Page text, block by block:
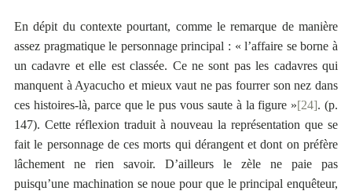
En dépit du contexte pourtant, comme le remarque de manière
assez pragmatique le personnage principal : « l’affaire se borne à
un cadavre et elle est classée. Ce ne sont pas les cadavres qui
manquent à Ayacucho et mieux vaut ne pas fourrer son nez dans
ces histoires-là, parce que le pus vous saute à la figure »[24]. (p.
147). Cette réflexion traduit à nouveau la représentation que se
fait le personnage de ces morts qui dérangent et dont on préfère
lâchement ne rien savoir. D’ailleurs le zèle ne paie pas
puisqu’une machination se noue pour que le principal enquêteur,